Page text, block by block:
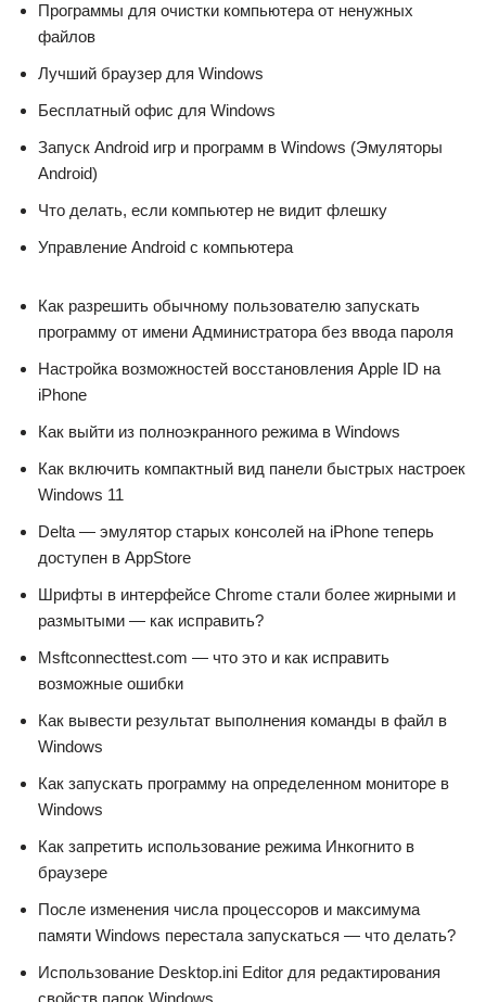
Программы для очистки компьютера от ненужных
файлов
Лучший браузер для Windows
Бесплатный офис для Windows
Запуск Android игр и программ в Windows (Эмуляторы
Android)
Что делать, если компьютер не видит флешку
Управление Android с компьютера
Как разрешить обычному пользователю запускать
программу от имени Администратора без ввода пароля
Настройка возможностей восстановления Apple ID на
iPhone
Как выйти из полноэкранного режима в Windows
Как включить компактный вид панели быстрых настроек
Windows 11
Delta — эмулятор старых консолей на iPhone теперь
доступен в AppStore
Шрифты в интерфейсе Chrome стали более жирными и
размытыми — как исправить?
Msftconnecttest.com — что это и как исправить
возможные ошибки
Как вывести результат выполнения команды в файл в
Windows
Как запускать программу на определенном мониторе в
Windows
Как запретить использование режима Инкогнито в
браузере
После изменения числа процессоров и максимума
памяти Windows перестала запускаться — что делать?
Использование Desktop.ini Editor для редактирования